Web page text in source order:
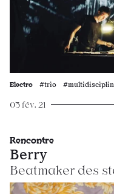
Electro #trio
03 fév. 21
Rencontre
Berry
Beatmaker des